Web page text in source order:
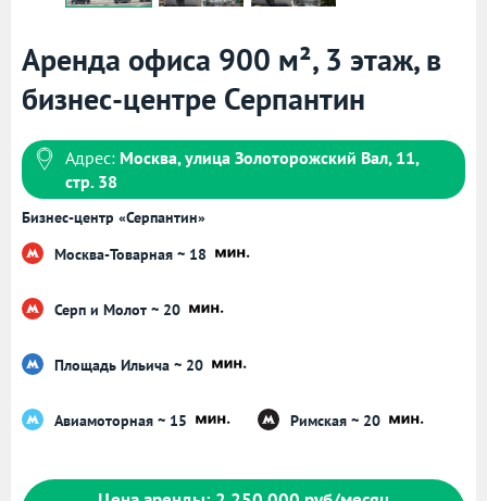
Аренда офиса 900 м², 3 этаж, в
бизнес-центре Серпантин
Адрес: Москва, улица Золоторожский Вал, 11,
стр. 38
Бизнес-центр «Серпантин»
Москва-Товарная ~ 18
Серп и Молот ~ 20
Площадь Ильича ~ 20
Авиамоторная ~ 15 Римская ~ 20